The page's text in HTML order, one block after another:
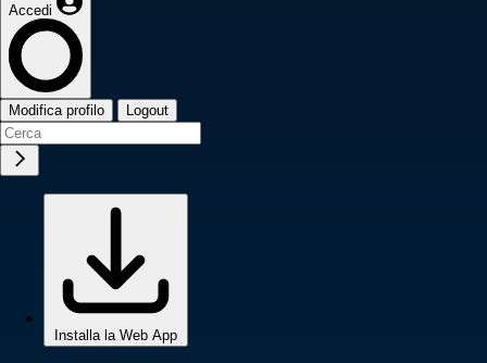
Accedi
Modifica profilo Logout
Installa la Web App